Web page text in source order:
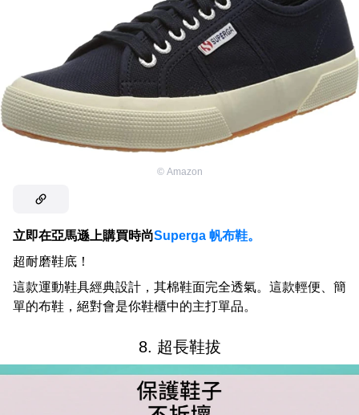
© Amazon
立即在亞馬遜上購買時尚Superga 帆布鞋。
超耐磨鞋底！
這款運動鞋具經典設計，其棉鞋面完全透氣。這款輕便、簡
單的布鞋，絕對會是你鞋櫃中的主打單品。
8. 超長鞋拔